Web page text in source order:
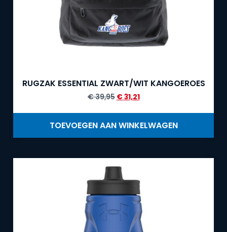
RUGZAK ESSENTIAL ZWART/WIT KANGOEROES
€39,95 €31,21
TOEVOEGEN AAN WINKELWAGEN